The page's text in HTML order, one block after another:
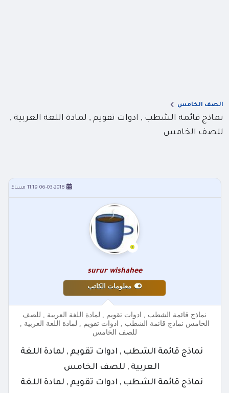
الصف الخامس
نماذج قائمة الشطب , ادوات تقويم , لمادة اللغة العربية ,
للصف الخامس
06-03-2018 11:19 مساءً
surur wishahee
معلومات الكاتب
نماذج قائمة الشطب , ادوات تقويم , لمادة اللغة العربية , للصف
الخامس نماذج قائمة الشطب , ادوات تقويم , لمادة اللغة العربية ,
للصف الخامس
نماذج قائمة الشطب , ادوات تقويم , لمادة اللغة
العربية , للصف الخامس
نماذج قائمة الشطب , ادوات تقويم , لمادة اللغة